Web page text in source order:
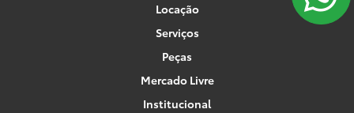
Locação
Serviços
Peças
Mercado Livre
Institucional